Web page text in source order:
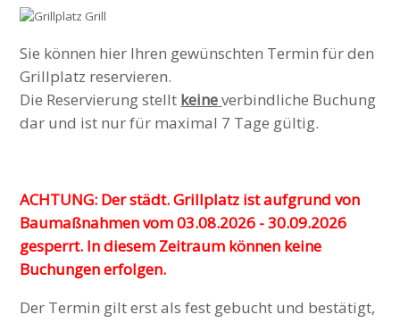
Sie können hier Ihren gewünschten Termin für den
Grillplatz reservieren.
Die Reservierung stellt keineverbindliche Buchung
dar und ist nur für maximal 7 Tage gültig.
ACHTUNG: Der städt. Grillplatz ist aufgrund von
Baumaßnahmen vom 03.08.2026 - 30.09.2026
gesperrt. In diesem Zeitraum können keine
Buchungen erfolgen.
Der Termin gilt erst als fest gebucht und bestätigt,